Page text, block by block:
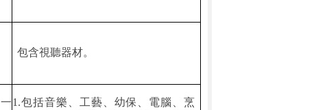
包含視聽器材。
一1.包括音樂、工藝、幼保、電腦、烹